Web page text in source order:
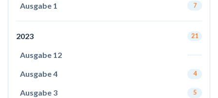
Ausgabe 1 7
2023 21
Ausgabe 12
Ausgabe 4 4
Ausgabe 3 5